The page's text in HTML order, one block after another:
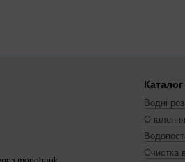
Каталог
Водні
Опалення
Очистка